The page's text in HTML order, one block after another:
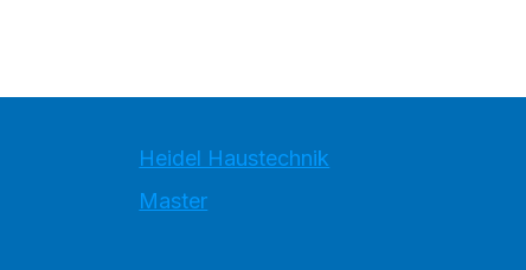
Heidel Haustechnik
Master